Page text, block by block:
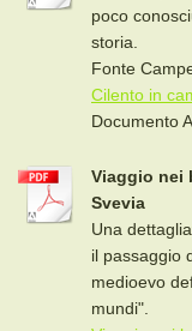
poco
storia.
Fonte
Cilento in
Documento
Viaggio nei
Svevia
Una
il passaggio
medioevo
mundi".